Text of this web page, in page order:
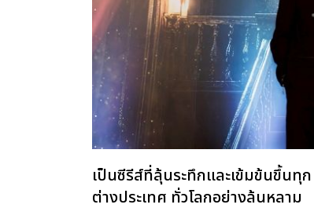
เป็นซีรีส์ที่ลุ้นระทึกและเข้มข้นขึ้นทุ
ต่างประเทศ ทั่วโลกอย่างล้นหลาม